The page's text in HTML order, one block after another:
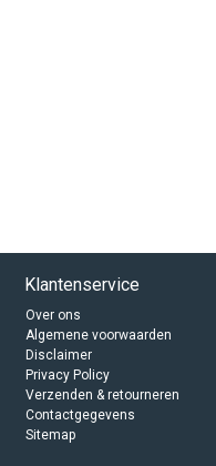
Klantenservice
Over ons
Algemene voorwaarden
Disclaimer
Privacy Policy
Verzenden & retourneren
Contactgegevens
Sitemap